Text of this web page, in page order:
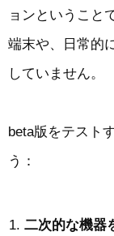
ョンということ
端末や、日常的
していません。
beta版をテスト
う：
二次的な機器